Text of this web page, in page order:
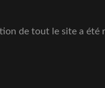
de tout le site a été